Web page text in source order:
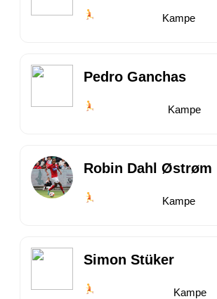
Kampe
Pedro Ganchas
Kampe
Robin Dahl Østrøm
Kampe
Simon Stüker
Kampe